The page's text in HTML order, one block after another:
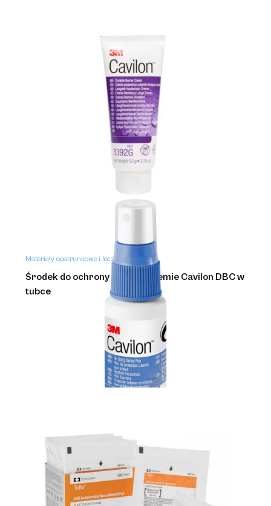
Materiały opatrunkowe i leczenie ran
KERLIX AMD ROLKA
Materiały opatrunkowe i leczenie ran
Środek do ochrony skóry w kremie Cavilon DBC w
tubce
Materiały opatrunkowe i leczenie ran
Barierowy płyn do skóry Cavilon NSBF w sprayu